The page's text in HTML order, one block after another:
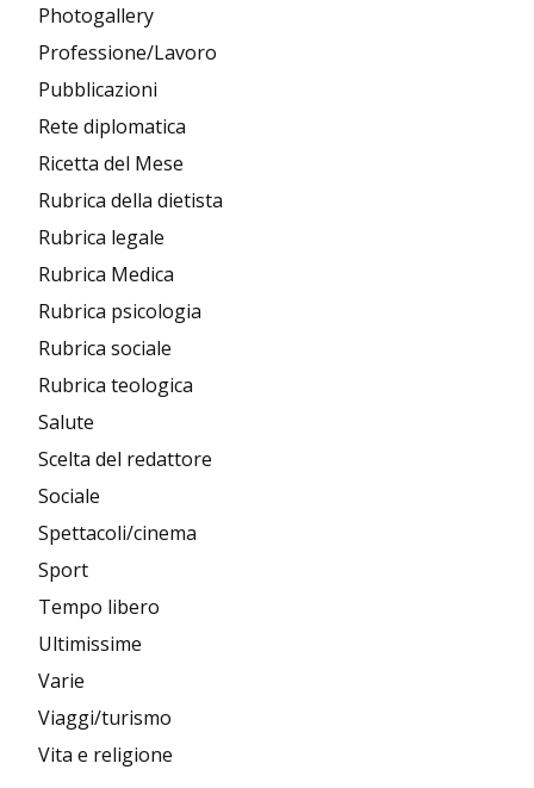
Photogallery
Professione/Lavoro
Pubblicazioni
Rete diplomatica
Ricetta del Mese
Rubrica della dietista
Rubrica legale
Rubrica Medica
Rubrica psicologia
Rubrica sociale
Rubrica teologica
Salute
Scelta del redattore
Sociale
Spettacoli/cinema
Sport
Tempo libero
Ultimissime
Varie
Viaggi/turismo
Vita e religione